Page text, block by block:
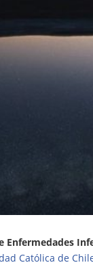
Enfermedades
Católica de